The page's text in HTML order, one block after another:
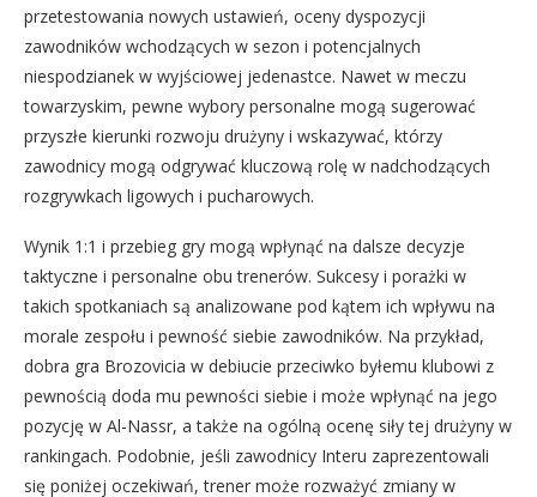
przetestowania nowych ustawień, oceny dyspozycji
zawodników wchodzących w sezon i potencjalnych
niespodzianek w wyjściowej jedenastce. Nawet w meczu
towarzyskim, pewne wybory personalne mogą sugerować
przyszłe kierunki rozwoju drużyny i wskazywać, którzy
zawodnicy mogą odgrywać kluczową rolę w nadchodzących
rozgrywkach ligowych i pucharowych.
Wynik 1:1 i przebieg gry mogą wpłynąć na dalsze decyzje
taktyczne i personalne obu trenerów. Sukcesy i porażki w
takich spotkaniach są analizowane pod kątem ich wpływu na
morale zespołu i pewność siebie zawodników. Na przykład,
dobra gra Brozovicia w debiucie przeciwko byłemu klubowi z
pewnością doda mu pewności siebie i może wpłynąć na jego
pozycję w Al-Nassr, a także na ogólną ocenę siły tej drużyny w
rankingach. Podobnie, jeśli zawodnicy Interu zaprezentowali
się poniżej oczekiwań, trener może rozważyć zmiany w